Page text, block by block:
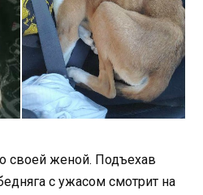
своей женой. Подъехав
с ужасом смотрит на